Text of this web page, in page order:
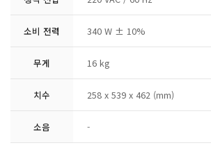
소비 전력 340 W ± 10%
무게 16 kg
치수 258 x 539 x 462 (mm)
소음 -